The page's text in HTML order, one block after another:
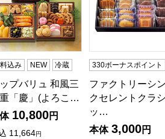
込み NEW 冷蔵
ップバリュ 和風三
「慶」(よろこ…
10,800円
11,664円
330ボーナスポイント
ファクトリーシ
クセレントクラシ
ッ…
本体 3,000円
むことができます。